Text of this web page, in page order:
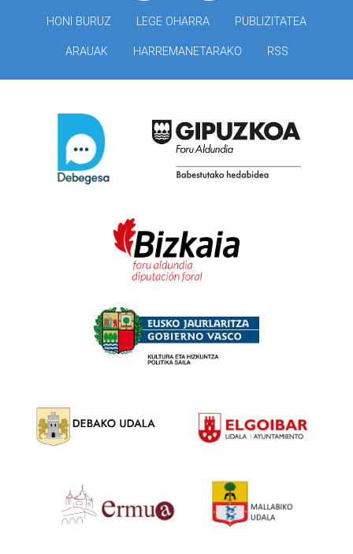
HONI BURUZ LEGE OHARRA PUBLIZITATEA
ARAUAK HARREMANETARAKO RSS